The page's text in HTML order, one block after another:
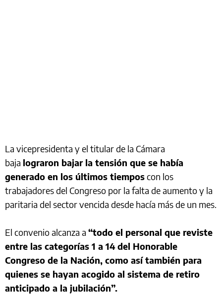
La vicepresidenta y el titular de la Cámara
baja lograron bajar la tensión que se había
generado en los últimos tiemposcon los
trabajadores del Congreso por la falta de aumento y la
paritaria del sector vencida desde hacía más de un mes.
El convenio alcanza a “todo el personal que reviste
entre las categorías 1 a 14 del Honorable
Congreso de la Nación, como así también para
quienes se hayan acogido al sistema de retiro
anticipado a la jubilación”.